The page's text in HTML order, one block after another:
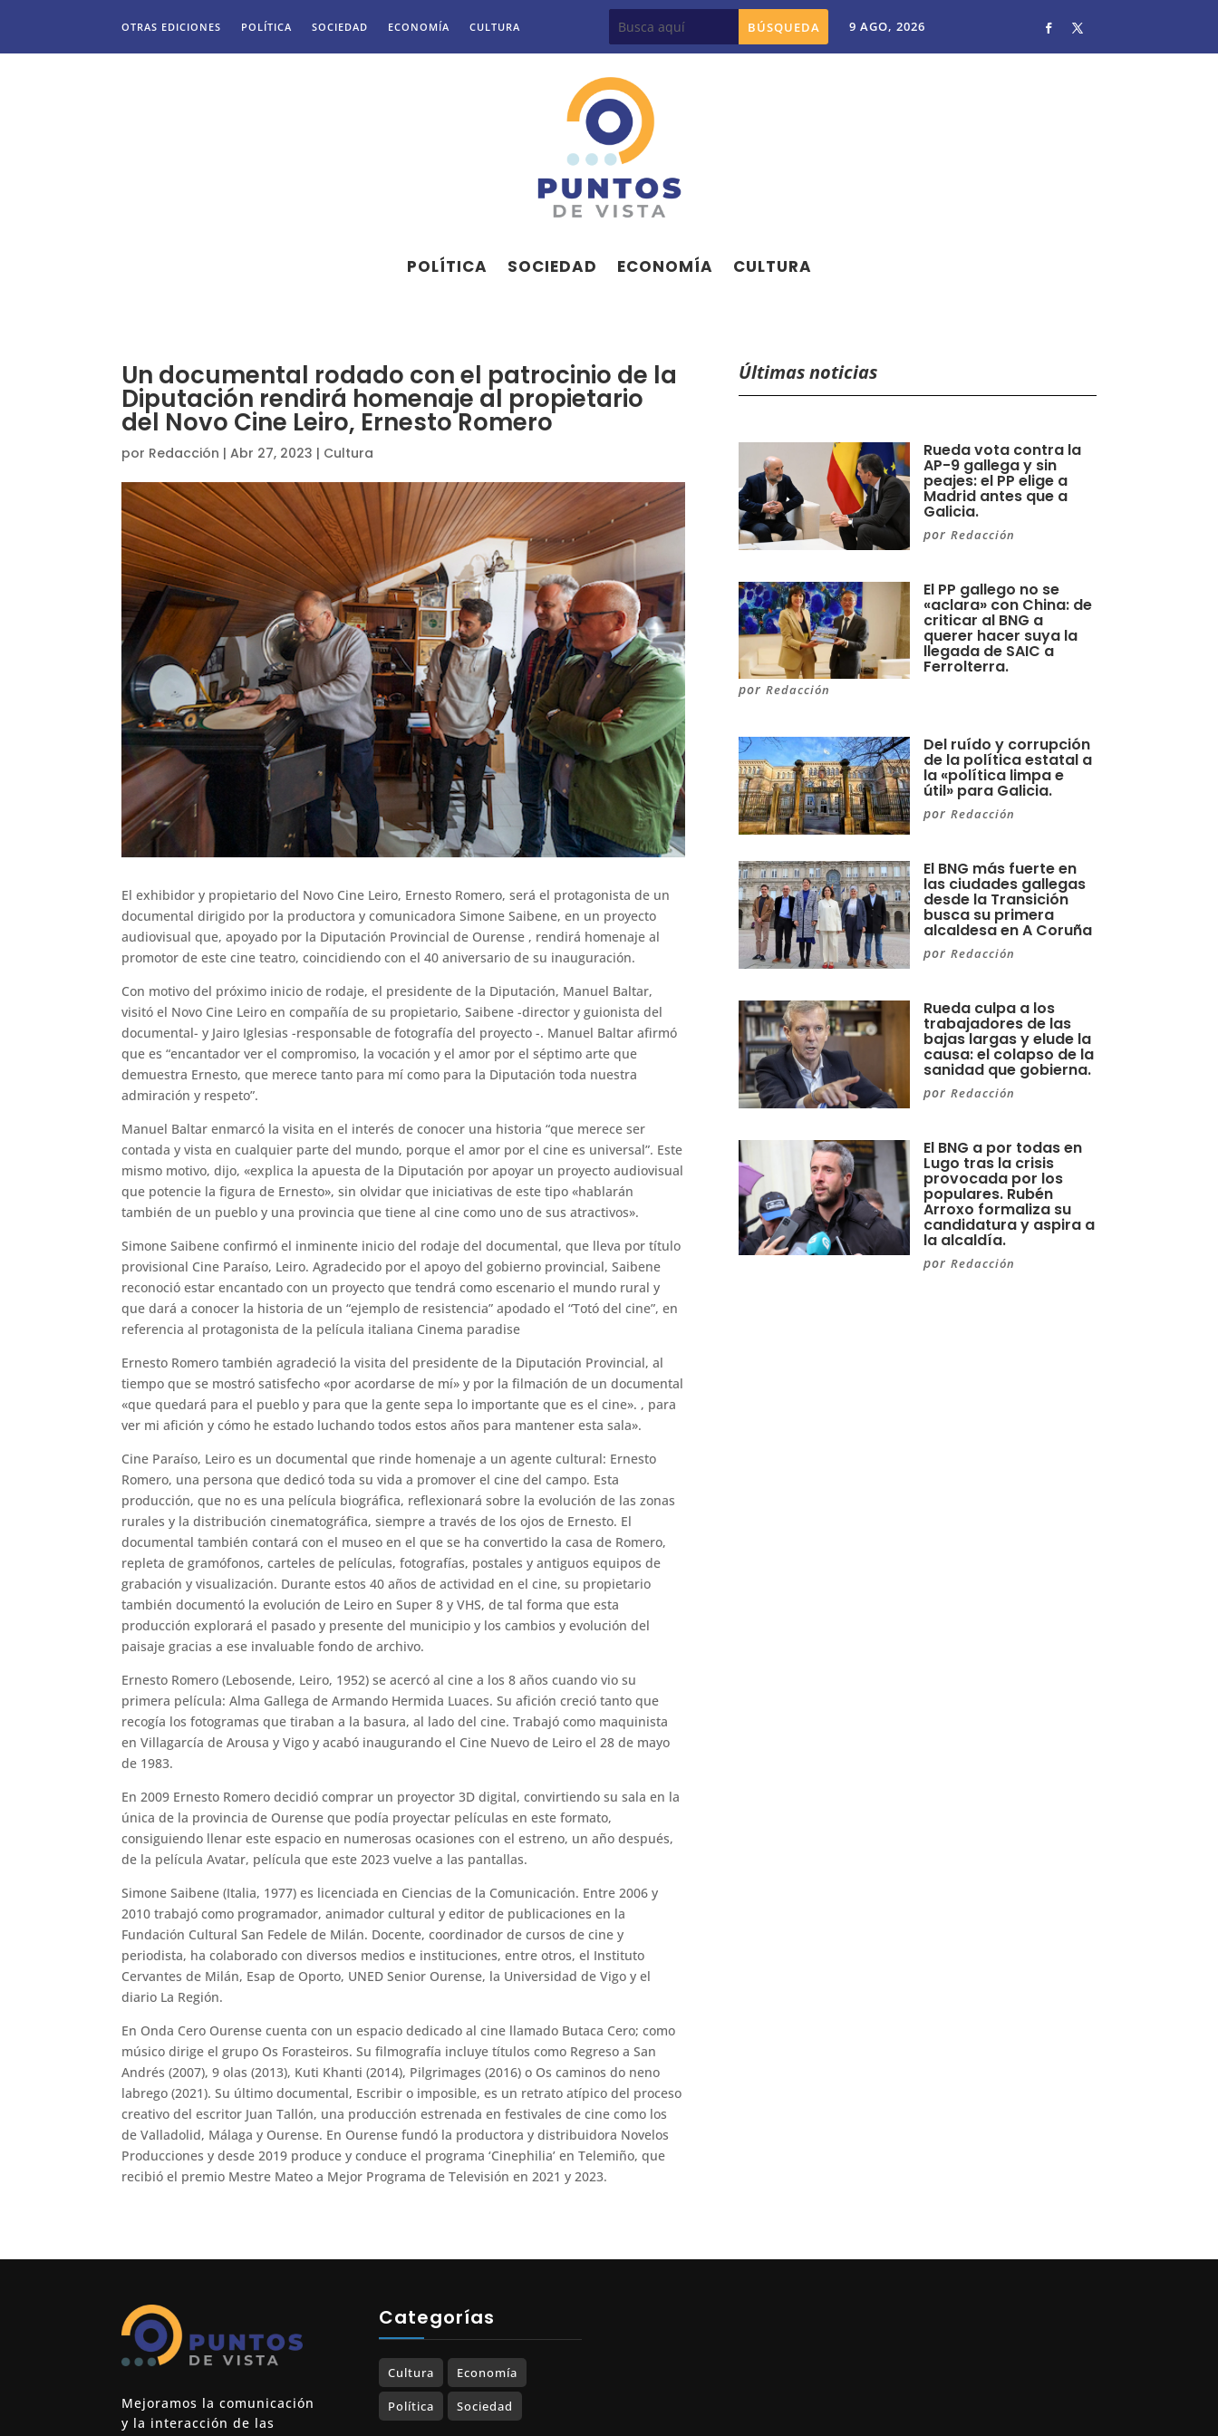
OTRAS EDICIONES POLÍTICA SOCIEDAD ECONOMÍA CULTURA 9 AGO, 2026
POLÍTICA SOCIEDAD ECONOMÍA CULTURA
Un documental rodado con el patrocinio de la
Diputación rendirá homenaje al propietario
del Novo Cine Leiro, Ernesto Romero
por Redacción |Abr 27, 2023 | Cultura
El exhibidor y propietario del Novo Cine Leiro, Ernesto Romero, será el protagonista de un
documental dirigido por la productora y comunicadora Simone Saibene, en un proyecto
audiovisual que, apoyado por la Diputación Provincial de Ourense , rendirá homenaje al
promotor de este cine teatro, coincidiendo con el 40 aniversario de su inauguración.
Con motivo del próximo inicio de rodaje, el presidente de la Diputación, Manuel Baltar,
visitó el Novo Cine Leiro en compañía de su propietario, Saibene -director y guionista del
documental- y Jairo Iglesias -responsable de fotografía del proyecto -. Manuel Baltar afirmó
que es “encantador ver el compromiso, la vocación y el amor por el séptimo arte que
demuestra Ernesto, que merece tanto para mí como para la Diputación toda nuestra
admiración y respeto”.
Manuel Baltar enmarcó la visita en el interés de conocer una historia “que merece ser
contada y vista en cualquier parte del mundo, porque el amor por el cine es universal”. Este
mismo motivo, dijo, «explica la apuesta de la Diputación por apoyar un proyecto audiovisual
que potencie la figura de Ernesto», sin olvidar que iniciativas de este tipo «hablarán
también de un pueblo y una provincia que tiene al cine como uno de sus atractivos».
Simone Saibene confirmó el inminente inicio del rodaje del documental, que lleva por título
provisional Cine Paraíso, Leiro. Agradecido por el apoyo del gobierno provincial, Saibene
reconoció estar encantado con un proyecto que tendrá como escenario el mundo rural y
que dará a conocer la historia de un “ejemplo de resistencia” apodado el “Totó del cine”, en
referencia al protagonista de la película italiana Cinema paradise
Ernesto Romero también agradeció la visita del presidente de la Diputación Provincial, al
tiempo que se mostró satisfecho «por acordarse de mí» y por la filmación de un documental
«que quedará para el pueblo y para que la gente sepa lo importante que es el cine». , para
ver mi afición y cómo he estado luchando todos estos años para mantener esta sala».
Cine Paraíso, Leiro es un documental que rinde homenaje a un agente cultural: Ernesto
Romero, una persona que dedicó toda su vida a promover el cine del campo. Esta
producción, que no es una película biográfica, reflexionará sobre la evolución de las zonas
rurales y la distribución cinematográfica, siempre a través de los ojos de Ernesto. El
documental también contará con el museo en el que se ha convertido la casa de Romero,
repleta de gramófonos, carteles de películas, fotografías, postales y antiguos equipos de
grabación y visualización. Durante estos 40 años de actividad en el cine, su propietario
también documentó la evolución de Leiro en Super 8 y VHS, de tal forma que esta
producción explorará el pasado y presente del municipio y los cambios y evolución del
paisaje gracias a ese invaluable fondo de archivo.
Ernesto Romero (Lebosende, Leiro, 1952) se acercó al cine a los 8 años cuando vio su
primera película: Alma Gallega de Armando Hermida Luaces. Su afición creció tanto que
recogía los fotogramas que tiraban a la basura, al lado del cine. Trabajó como maquinista
en Villagarcía de Arousa y Vigo y acabó inaugurando el Cine Nuevo de Leiro el 28 de mayo
de 1983.
En 2009 Ernesto Romero decidió comprar un proyector 3D digital, convirtiendo su sala en la
única de la provincia de Ourense que podía proyectar películas en este formato,
consiguiendo llenar este espacio en numerosas ocasiones con el estreno, un año después,
de la película Avatar, película que este 2023 vuelve a las pantallas.
Simone Saibene (Italia, 1977) es licenciada en Ciencias de la Comunicación. Entre 2006 y
2010 trabajó como programador, animador cultural y editor de publicaciones en la
Fundación Cultural San Fedele de Milán. Docente, coordinador de cursos de cine y
periodista, ha colaborado con diversos medios e instituciones, entre otros, el Instituto
Cervantes de Milán, Esap de Oporto, UNED Senior Ourense, la Universidad de Vigo y el
diario La Región.
En Onda Cero Ourense cuenta con un espacio dedicado al cine llamado Butaca Cero; como
músico dirige el grupo Os Forasteiros. Su filmografía incluye títulos como Regreso a San
Andrés (2007), 9 olas (2013), Kuti Khanti (2014), Pilgrimages (2016) o Os caminos do neno
labrego (2021). Su último documental, Escribir o imposible, es un retrato atípico del proceso
creativo del escritor Juan Tallón, una producción estrenada en festivales de cine como los
de Valladolid, Málaga y Ourense. En Ourense fundó la productora y distribuidora Novelos
Producciones y desde 2019 produce y conduce el programa ‘Cinephilia’ en Telemiño, que
recibió el premio Mestre Mateo a Mejor Programa de Televisión en 2021 y 2023.
Últimas noticias
Rueda vota contra la
AP-9 gallega y sin
peajes: el PP elige a
Madrid antes que a
Galicia.
porRedacción
El PP gallego no se
«aclara» con China: de
criticar al BNG a
querer hacer suya la
llegada de SAIC a
Ferrolterra.
por Redacción
Del ruído y corrupción
de la política estatal a
la «política limpa e
útil» para Galicia.
porRedacción
El BNG más fuerte en
las ciudades gallegas
desde la Transición
busca su primera
alcaldesa en A Coruña
porRedacción
Rueda culpa a los
trabajadores de las
bajas largas y elude la
causa: el colapso de la
sanidad que gobierna.
porRedacción
El BNG a por todas en
Lugo tras la crisis
provocada por los
populares. Rubén
Arroxo formaliza su
candidatura y aspira a
la alcaldía.
porRedacción
Mejoramos la comunicación
y la interacción de las
Categorías
Cultura Economía
Política Sociedad